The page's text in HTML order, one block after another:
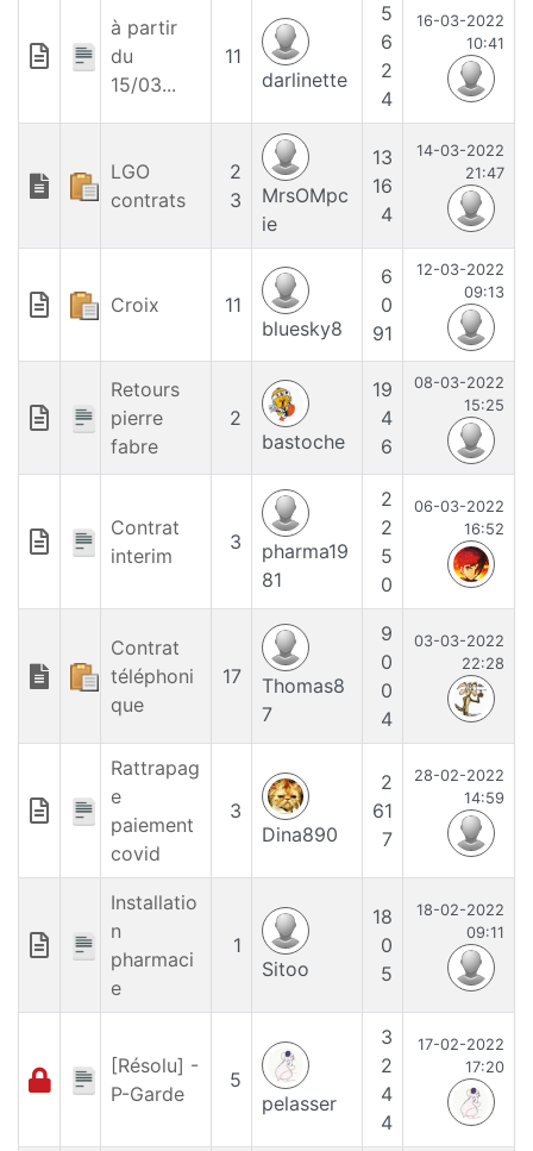
à partir
du
15/03...
11
darlinette
5
6
2
4
16-03-2022
10:41
LGO
contrats
2
3
MrsOMpc
ie
13
16
4
14-03-2022
21:47
Croix
11
bluesky8
6
0
91
12-03-2022
09:13
Retours
pierre
fabre
2
bastoche
19
4
6
08-03-2022
15:25
Contrat
interim
3
pharma19
81
2
2
5
0
06-03-2022
16:52
Contrat
téléphoni
que
17
Thomas8
7
9
0
0
4
03-03-2022
22:28
Rattrapag
e
paiement
covid
3
Dina890
2
61
7
28-02-2022
14:59
Installatio
n
pharmaci
e
1
Sitoo
18
0
5
18-02-2022
09:11
[Résolu] -
P-Garde
5
pelasser
3
2
4
4
17-02-2022
17:20